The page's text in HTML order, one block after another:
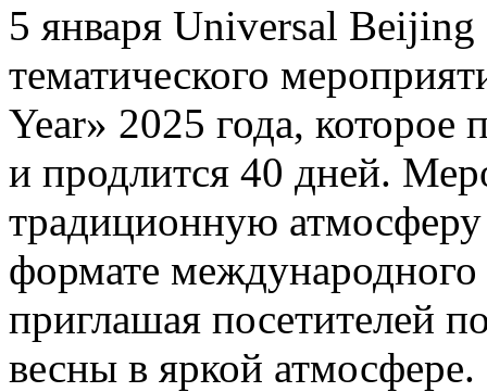
5 января Universal
тематического
Year» 2025 года, которое
и продлится 40 дней.
традиционную атмосферу
формате международного
приглашая посетителей
весны в яркой атмосфере.